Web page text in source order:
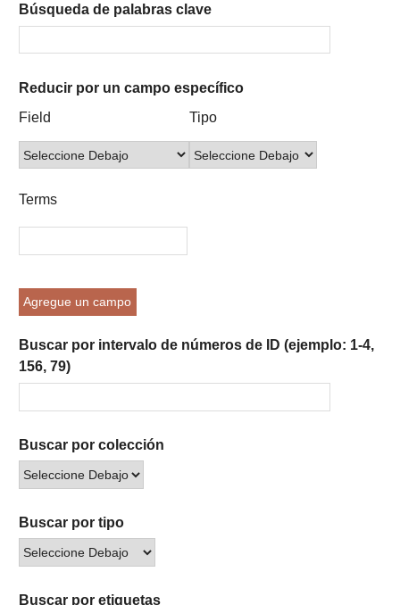
Búsqueda de palabras clave
of
rows
in
por
un
campo
Reducir por un campo específico
Campo
búsqueda
Tipo
búsqueda
Términos
búsqueda
Ensamblador
Búsqueda
Field Tipo
Terms
Agregue un campo
Buscar por intervalo de números de ID (ejemplo: 1-4,
156, 79)
Buscar por colección
Buscar por tipo
Buscar por etiquetas